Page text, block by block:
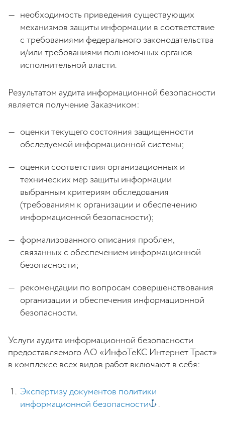
необходимость приведения существующих
механизмов защиты информации в соответствие
с требованиями федерального законодательства
и/или требованиями полномочных органов
исполнительной власти.
Результатом аудита информационной безопасности
является получение Заказчиком:
оценки текущего состояния защищенности
обследуемой информационной системы;
оценки соответствия организационных и
технических мер защиты информации
выбранным критериям обследования
(требованиям к организации и обеспечению
информационной безопасности);
формализованного описания проблем,
связанных с обеспечением информационной
безопасности;
рекомендации по вопросам совершенствования
организации и обеспечения информационной
безопасности.
Услуги аудита информационной безопасности
предоставляемого АО «ИнфоТеКС Интернет Траст»
в комплексе всех видов работ включают в себя:
Экспертизу документов политики
информационной безопасности
.